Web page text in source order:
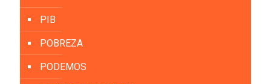
PIB
POBREZA
PODEMOS